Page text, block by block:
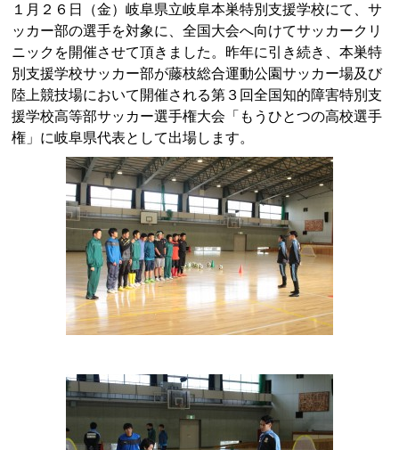
１月２６日（金）岐阜県立岐阜本巣特別支援学校にて、サ
ッカー部の選手を対象に、全国大会へ向けてサッカークリ
ニックを開催させて頂きました。昨年に引き続き、本巣特
別支援学校サッカー部が藤枝総合運動公園サッカー場及び
陸上競技場において開催される第３回全国知的障害特別支
援学校高等部サッカー選手権大会「もうひとつの高校選手
権」に岐阜県代表として出場します。